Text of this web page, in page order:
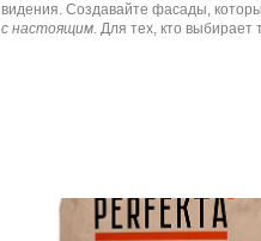
видения. Создавайте фасады,
с настоящим. Для тех, кто выбирает